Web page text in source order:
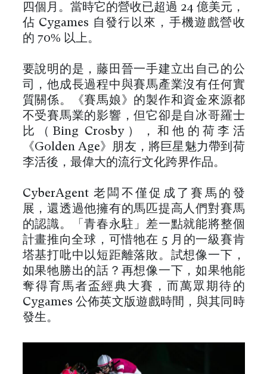
四個月。當時它的營收已超過 24 億美元，
佔 Cygames 自發行以來，手機遊戲營收
的 70% 以上。
要說明的是，藤田晉一手建立出自己的公
司，他成長過程中與賽馬產業沒有任何實
質關係。《賽馬娘》的製作和資金來源都
不受賽馬業的影響，但它卻是自冰哥羅士
比（Bing Crosby），和他的荷李活
《Golden Age》朋友，將巨星魅力帶到荷
李活後，最偉大的流行文化跨界作品。
CyberAgent 老闆不僅促成了賽馬的發
展，還透過他擁有的馬匹提高人們對賽馬
的認識。「青春永駐」差一點就能將整個
計畫推向全球，可惜牠在 5 月的一級賽肯
塔基打吡中以短距離落敗。試想像一下，
如果牠勝出的話？再想像一下，如果牠能
奪得育馬者盃經典大賽，而萬眾期待的
Cygames 公佈英文版遊戲時間，與其同時
發生。